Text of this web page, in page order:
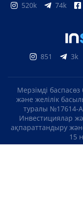
520k 74k
851 3k
Мерзімді
және желілік
туралы №17614-
Инвестициялар
ақпараттандыру
15